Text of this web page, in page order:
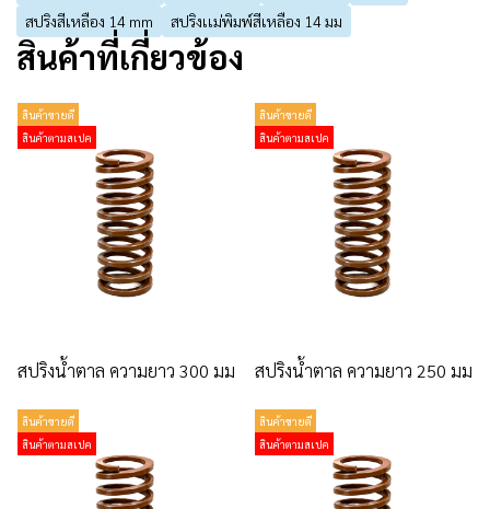
สปริงสีเหลือง 14 mm
สปริงเเม่พิมพ์สีเหลือง 14 มม
สินค้าที่เกี่ยวข้อง
สินค้าขายดี
สินค้าตามสเปค
สปริงน้ำตาล ความยาว 300 มม
สินค้าขายดี
สินค้าตามสเปค
สปริงน้ำตาล ความยาว 250 มม
สินค้าขายดี
สินค้าตามสเปค
สินค้าขายดี
สินค้าตามสเปค